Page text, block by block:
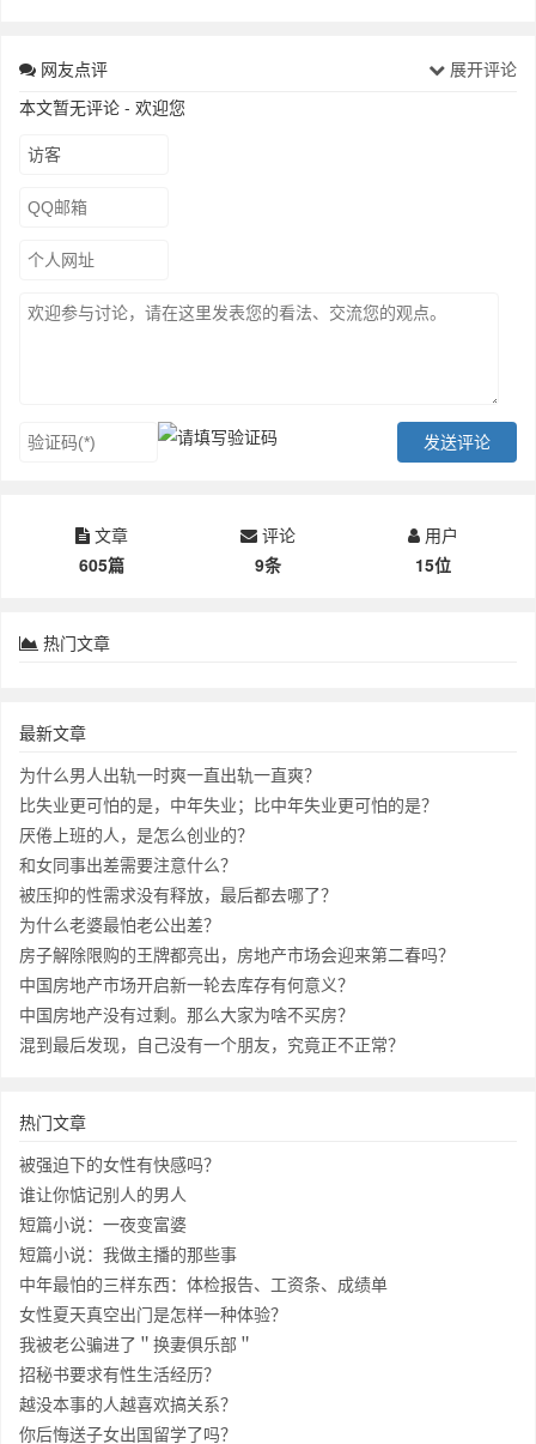
网友点评
展开评论
本文暂无评论 - 欢迎您
文章
605篇
评论
9条
用户
15位
热门文章
最新文章
为什么男人出轨一时爽一直出轨一直爽？
比失业更可怕的是，中年失业；比中年失业更可怕的是？
厌倦上班的人，是怎么创业的？
和女同事出差需要注意什么？
被压抑的性需求没有释放，最后都去哪了？
为什么老婆最怕老公出差？
房子解除限购的王牌都亮出，房地产市场会迎来第二春吗？
中国房地产市场开启新一轮去库存有何意义？
中国房地产没有过剩。那么大家为啥不买房？
混到最后发现，自己没有一个朋友，究竟正不正常？
热门文章
被强迫下的女性有快感吗？
谁让你惦记别人的男人
短篇小说：一夜变富婆
短篇小说：我做主播的那些事
中年最怕的三样东西：体检报告、工资条、成绩单
女性夏天真空出门是怎样一种体验？
我被老公骗进了＂换妻俱乐部＂
招秘书要求有性生活经历？
越没本事的人越喜欢搞关系？
你后悔送子女出国留学了吗？